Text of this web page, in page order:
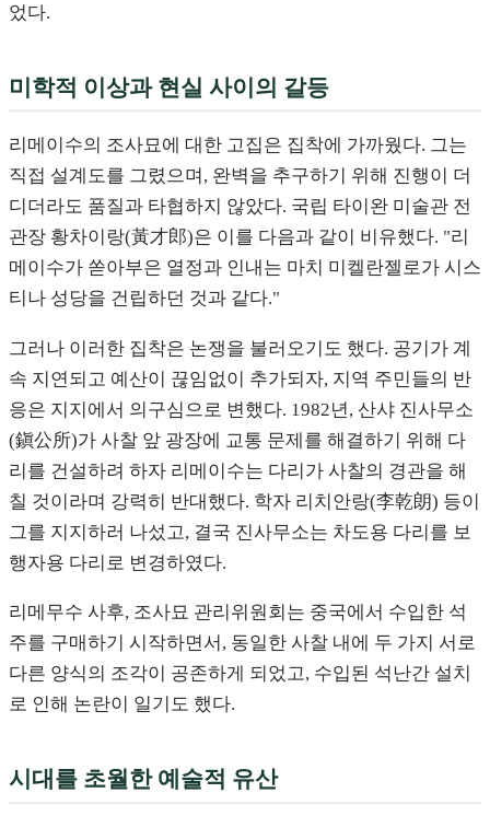
었다.
미학적 이상과 현실 사이의 갈등
리메이수의 조사묘에 대한 고집은 집착에 가까웠다. 그는
직접 설계도를 그렸으며, 완벽을 추구하기 위해 진행이 더
디더라도 품질과 타협하지 않았다. 국립 타이완 미술관 전
관장 황차이랑(黃才郎)은 이를 다음과 같이 비유했다. "리
메이수가 쏟아부은 열정과 인내는 마치 미켈란젤로가 시스
티나 성당을 건립하던 것과 같다."
그러나 이러한 집착은 논쟁을 불러오기도 했다. 공기가 계
속 지연되고 예산이 끊임없이 추가되자, 지역 주민들의 반
응은 지지에서 의구심으로 변했다. 1982년, 산샤 진사무소
(鎭公所)가 사찰 앞 광장에 교통 문제를 해결하기 위해 다
리를 건설하려 하자 리메이수는 다리가 사찰의 경관을 해
칠 것이라며 강력히 반대했다. 학자 리치안랑(李乾朗) 등이
그를 지지하러 나섰고, 결국 진사무소는 차도용 다리를 보
행자용 다리로 변경하였다.
리메무수 사후, 조사묘 관리위원회는 중국에서 수입한 석
주를 구매하기 시작하면서, 동일한 사찰 내에 두 가지 서로
다른 양식의 조각이 공존하게 되었고, 수입된 석난간 설치
로 인해 논란이 일기도 했다.
시대를 초월한 예술적 유산